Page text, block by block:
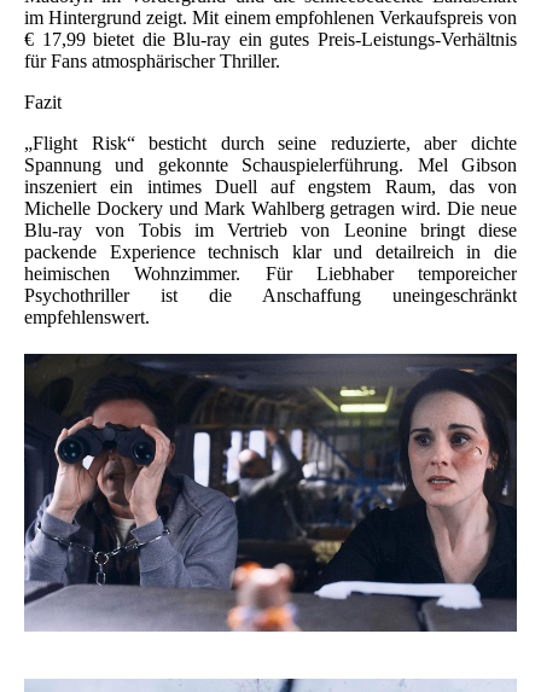
im Hintergrund zeigt. Mit einem empfohlenen Verkaufspreis von
€ 17,99 bietet die Blu-ray ein gutes Preis-Leistungs-Verhältnis
für Fans atmosphärischer Thriller.
Fazit
„Flight Risk“ besticht durch seine reduzierte, aber dichte
Spannung und gekonnte Schauspielerführung. Mel Gibson
inszeniert ein intimes Duell auf engstem Raum, das von
Michelle Dockery und Mark Wahlberg getragen wird. Die neue
Blu-ray von Tobis im Vertrieb von Leonine bringt diese
packende Experience technisch klar und detailreich in die
heimischen Wohnzimmer. Für Liebhaber temporeicher
Psychothriller ist die Anschaffung uneingeschränkt
empfehlenswert.